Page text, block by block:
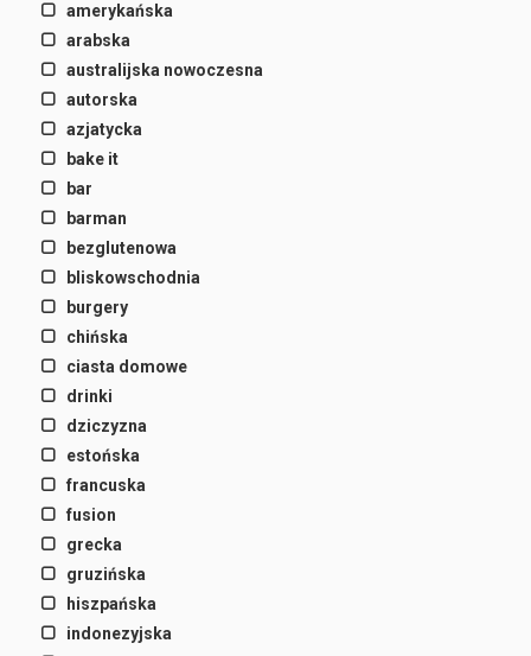
amerykańska
arabska
australijska nowoczesna
autorska
azjatycka
bake it
bar
barman
bezglutenowa
bliskowschodnia
burgery
chińska
ciasta domowe
drinki
dziczyzna
estońska
francuska
fusion
grecka
gruzińska
hiszpańska
indonezyjska